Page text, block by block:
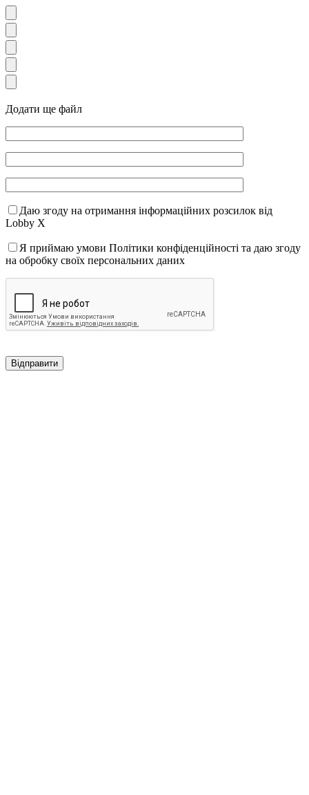
Додати ще файл
Даю згоду на отримання інформаційних розсилок від
Lobby X
Я приймаю умови Політики конфіденційності та даю згоду
на обробку своїх персональних даних